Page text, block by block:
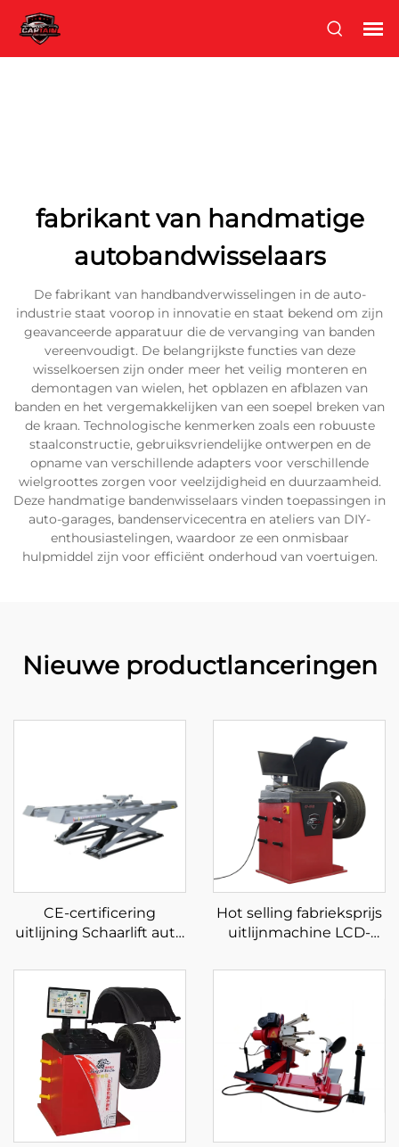
fabrikant van handmatige
autobandwisselaars
De fabrikant van handbandverwisselingen in de auto-
industrie staat voorop in innovatie en staat bekend om zijn
geavanceerde apparatuur die de vervanging van banden
vereenvoudigt. De belangrijkste functies van deze
wisselkoersen zijn onder meer het veilig monteren en
demontagen van wielen, het opblazen en afblazen van
banden en het vergemakkelijken van een soepel breken van
de kraan. Technologische kenmerken zoals een robuuste
staalconstructie, gebruiksvriendelijke ontwerpen en de
opname van verschillende adapters voor verschillende
wielgroottes zorgen voor veelzijdigheid en duurzaamheid.
Deze handmatige bandenwisselaars vinden toepassingen in
auto-garages, bandenservicecentra en ateliers van DIY-
enthousiastelingen, waardoor ze een onmisbaar
hulpmiddel zijn voor efficiënt onderhoud van voertuigen.
Nieuwe productlanceringen
CE-certificering
uitlijning Schaarlift auto
autolift voor autoservice
fabriek
Hot selling fabrieksprijs
uitlijnmachine LCD-
automatische